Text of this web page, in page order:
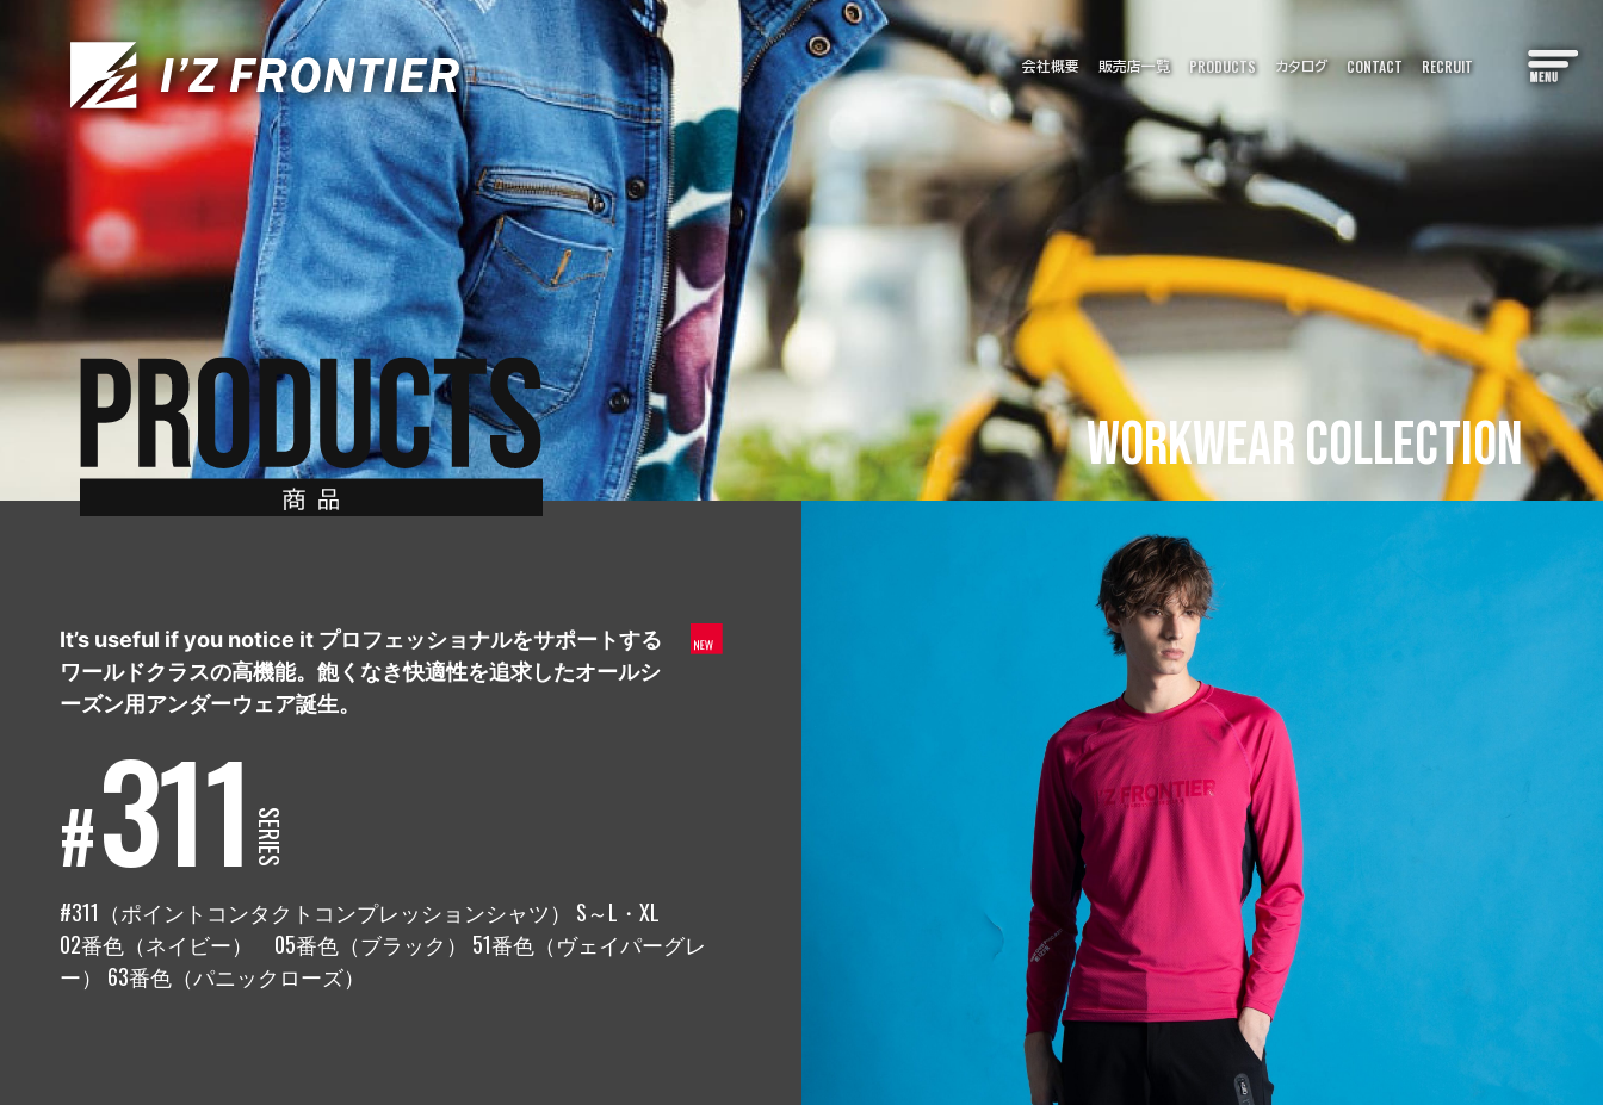
会社概要 販売店一覧 PRODUCTS カタログ CONTACT RECRUIT
CONTACT
お問い合わせ
CATALOG
TOP
トップ
ABOUT US
PRODUCTS
MOVIE
動画一覧
CATALOG
カタログ
NEWS＆COLUMN
新着情報
SITE MAP
サイトマップ
販売代理店の方へ
WORKWEARCOLLECTION
It’s useful if you notice it プロフェッショナルをサポートする
ワールドクラスの高機能。飽くなき快適性を追求したオールシ
ーズン用アンダーウェア誕生。
#
311
SERIES
#311（ポイントコンタクトコンプレッションシャツ） S～L・XL
02番色（ネイビー） 05番色（ブラック） 51番色（ヴェイパーグレ
ー） 63番色（パニックローズ）